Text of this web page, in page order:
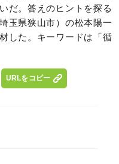
だ。答えのヒントを探る
玉県狭山市）の松本陽一
した。キーワードは「循
URLをコピー